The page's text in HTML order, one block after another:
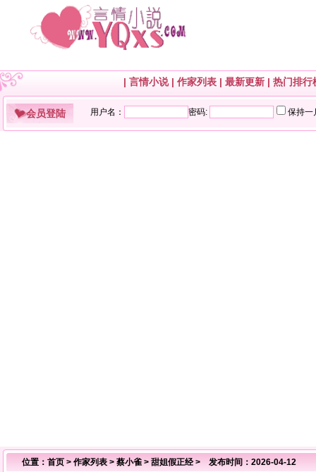
| 言情小说| 作家列表 | 最新更新 | 热门排行
会员登陆
位置： 首页 > 作家列表 > 蔡小雀 > 甜姐假正经> 发布时间：2026-04-12